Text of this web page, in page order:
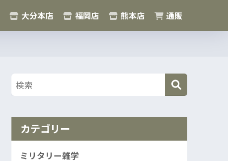
大分本店 福岡店 熊本店 通販
カテゴリー
ミリタリー雑学